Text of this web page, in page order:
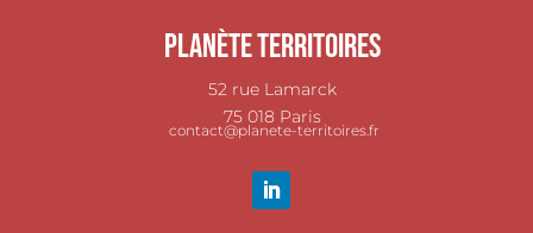
Planète Territoires
52 rue Lamarck
75 018 Paris
contact@planete-territoires.fr